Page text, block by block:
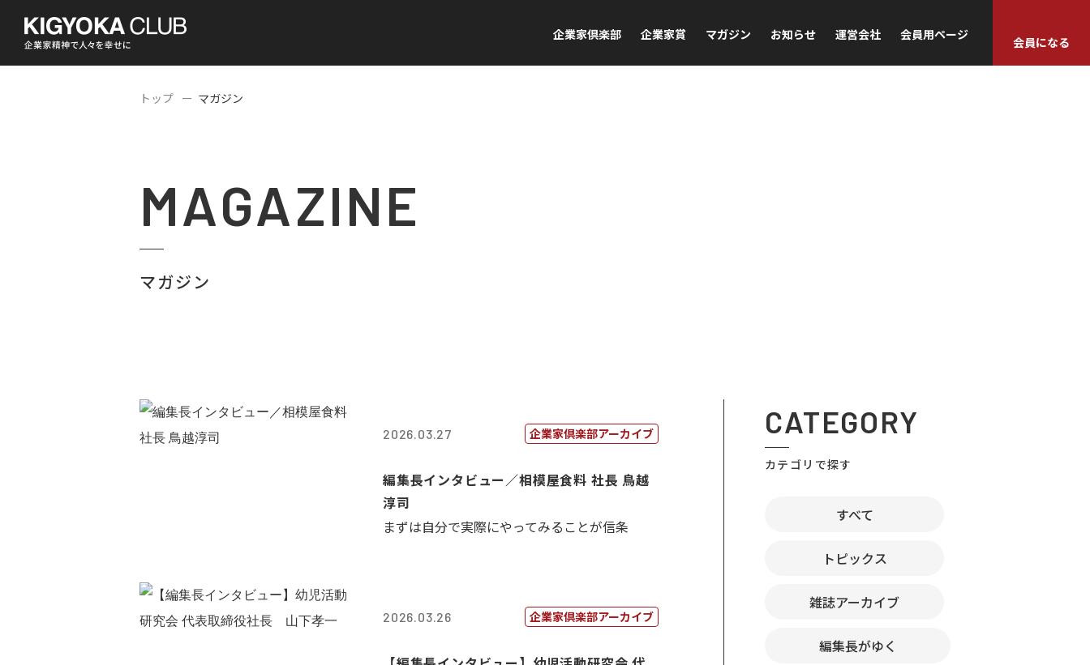
企業家倶楽部 企業家賞 マガジン お知らせ 運営会社 会員用ページ
会員になる
トップ マガジン
MAGAZINE
マガジン
2026.03.27 企業家倶楽部アーカイブ
編集長インタビュー／相模屋食料 社長 鳥越
淳司
まずは自分で実際にやってみることが信条
2026.03.26 企業家倶楽部アーカイブ
CATEGORY
カテゴリで探す
すべて
トピックス
雑誌アーカイブ
編集長がゆく